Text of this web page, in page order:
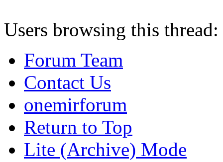
Users browsing this
Forum Team
Contact Us
onemirforum
Return to Top
Lite (Archive) Mode